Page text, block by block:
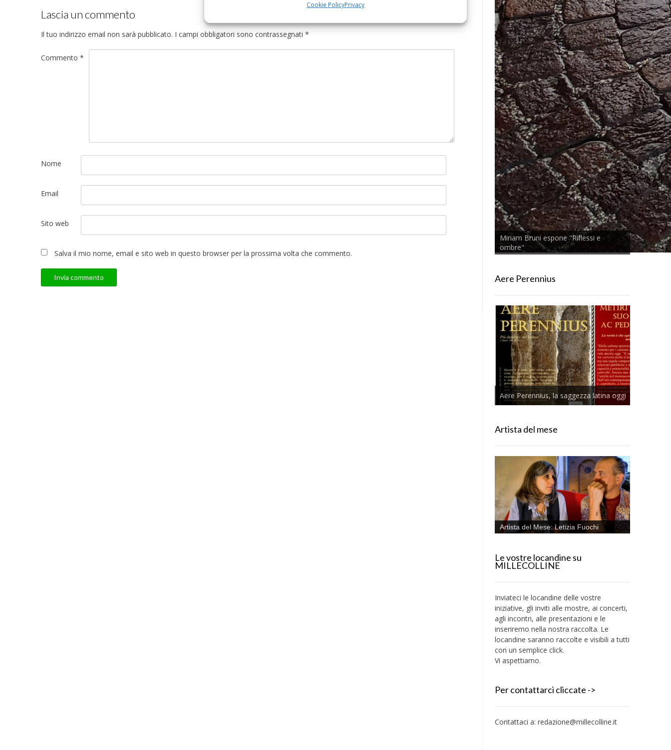
Cookie PolicyPrivacy
Lascia un commento
Il tuo indirizzo email non sarà pubblicato. I campi obbligatori sono contrassegnati *
Commento *
Nome
Email
Sito web
Salva il mio nome, email e sito web in questo browser per la prossima volta che commento.
Miriam Bruni espone "Riflessi e
ombre"
Aere Perennius
Aere Perennius, la saggezza latina oggi
Artista del mese
Artista del Mese: Letizia Fuochi
Le vostre locandine su
MILLECOLLINE
Inviateci le locandine delle vostre
iniziative, gli inviti alle mostre, ai concerti,
agli incontri, alle presentazioni e le
inseriremo nella nostra raccolta. Le
locandine saranno raccolte e visibili a tutti
con un semplice click.
Vi aspettiamo.
Per contattarci cliccate ->
Contattaci a: redazione@millecolline.it